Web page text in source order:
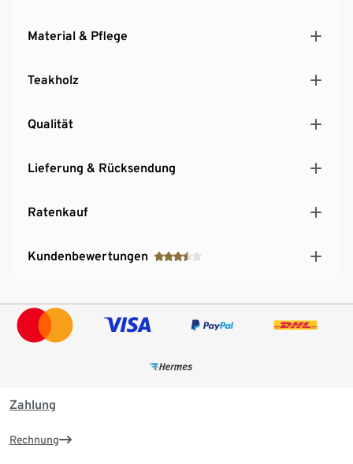
Material & Pflege
Teakholz
Qualität
Lieferung & Rücksendung
Ratenkauf
Kundenbewertungen
Zahlung
Rechnung